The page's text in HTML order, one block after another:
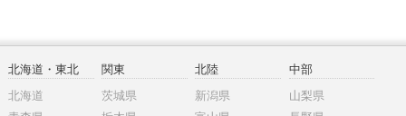
北海道・東北
北海道
関東
茨城県
北陸
新潟県
中部
山梨県